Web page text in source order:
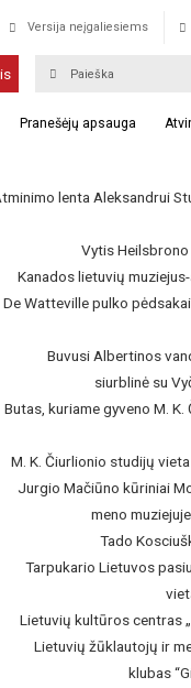
Versija neįgaliesiems
Pranešėjų apsauga
Franckesche Stiftungen
lenta Aleksandrui
Vytis
Kanados lietuvių
De Watteville pulko
Buvusi Albertinos
siurblinė su
Butas, kuriame gyveno M. K.
M. K. Čiurlionio studijų
Jurgio Mačiūno kūriniai
meno
Tado
Tarpukario Lietuvos
Lietuvių kultūros centras
Lietuvių žūklautojų ir
klubas